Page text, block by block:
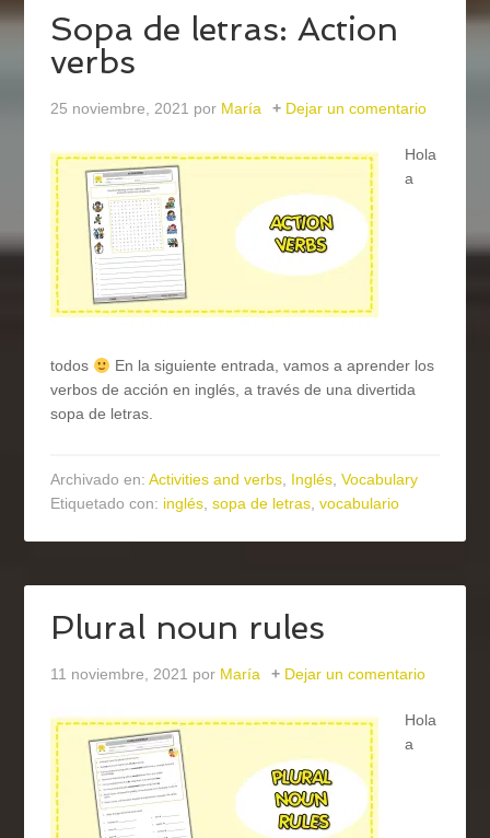
Sopa de letras: Action
verbs
25 noviembre, 2021 por María Dejar un comentario
Hola
a
todos
En la siguiente entrada, vamos a aprender los
verbos de acción en inglés, a través de una divertida
sopa de letras.
Archivado en:Activities and verbs, Inglés,Vocabulary
Etiquetado con: inglés,sopa de letras,vocabulario
Plural noun rules
11 noviembre, 2021 por María Dejar un comentario
Hola
a